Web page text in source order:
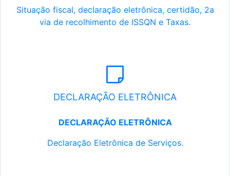
Situação fiscal, declaração eletrônica, certidão, 2a
via de recolhimento de ISSQN e Taxas.
DECLARAÇÃO ELETRÔNICA
DECLARAÇÃO ELETRÔNICA
Declaração Eletrônica de Serviços.